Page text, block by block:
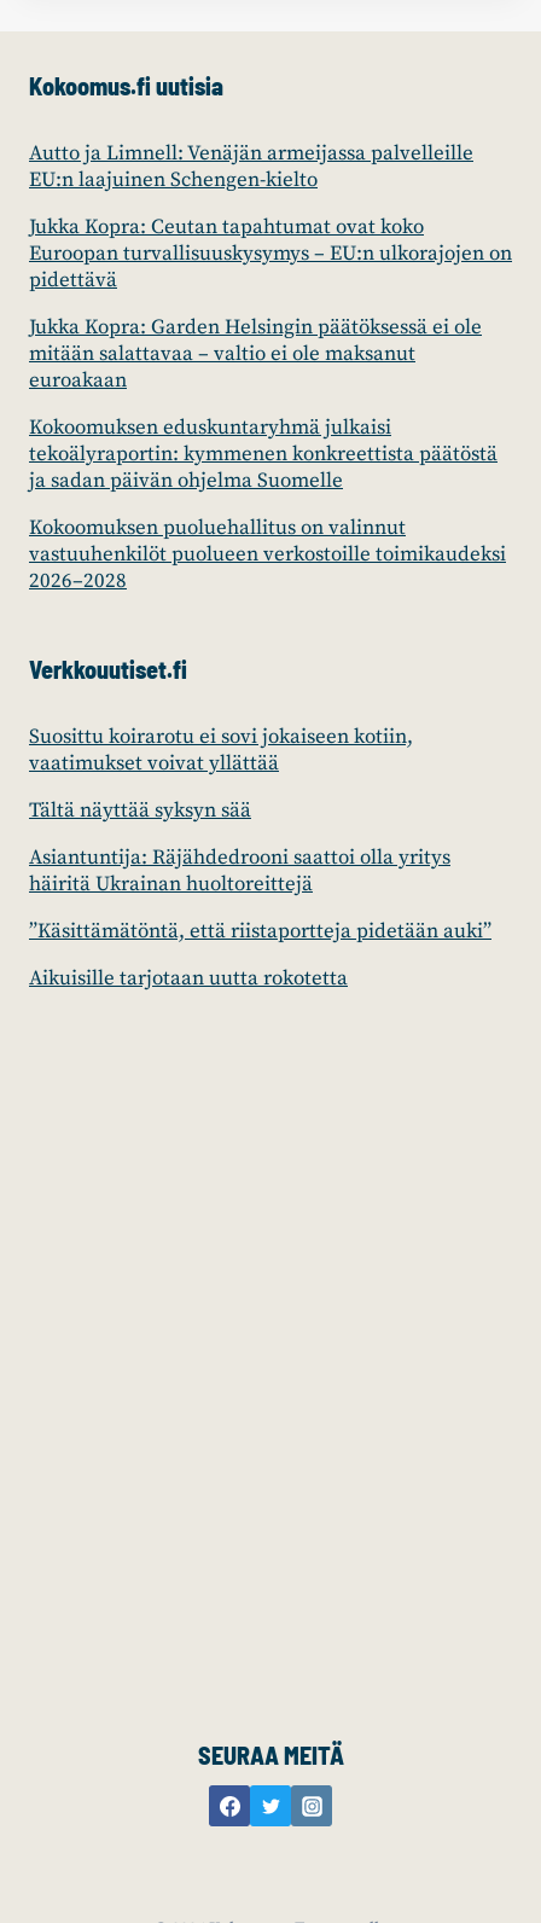
Kokoomus.fi uutisia
Autto ja Limnell: Venäjän armeijassa palvelleille
EU:n laajuinen Schengen-kielto
Jukka Kopra: Ceutan tapahtumat ovat koko
Euroopan turvallisuuskysymys – EU:n ulkorajojen on
pidettävä
Jukka Kopra: Garden Helsingin päätöksessä ei ole
mitään salattavaa – valtio ei ole maksanut
euroakaan
Kokoomuksen eduskuntaryhmä julkaisi
tekoälyraportin: kymmenen konkreettista päätöstä
ja sadan päivän ohjelma Suomelle
Kokoomuksen puoluehallitus on valinnut
vastuuhenkilöt puolueen verkostoille toimikaudeksi
2026–2028
Verkkouutiset.fi
Suosittu koirarotu ei sovi jokaiseen kotiin,
vaatimukset voivat yllättää
Tältä näyttää syksyn sää
Asiantuntija: Räjähdedrooni saattoi olla yritys
häiritä Ukrainan huoltoreittejä
”Käsittämätöntä, että riistaportteja pidetään auki”
Aikuisille tarjotaan uutta rokotetta
SEURAA MEITÄ